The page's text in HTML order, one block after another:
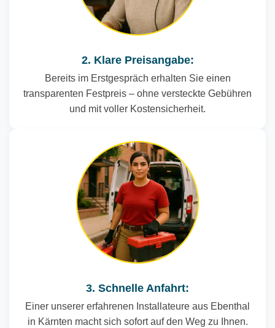
2. Klare Preisangabe:
Bereits im Erstgespräch erhalten Sie einen
transparenten Festpreis – ohne versteckte Gebühren
und mit voller Kostensicherheit.
3. Schnelle Anfahrt:
Einer unserer erfahrenen Installateure aus Ebenthal
in Kärnten macht sich sofort auf den Weg zu Ihnen.